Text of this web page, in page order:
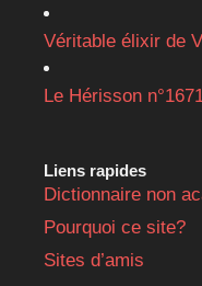
Véritable élixir de
Le Hérisson
Liens rapides
Dictionnaire non
Pourquoi ce site?
Sites d’amis